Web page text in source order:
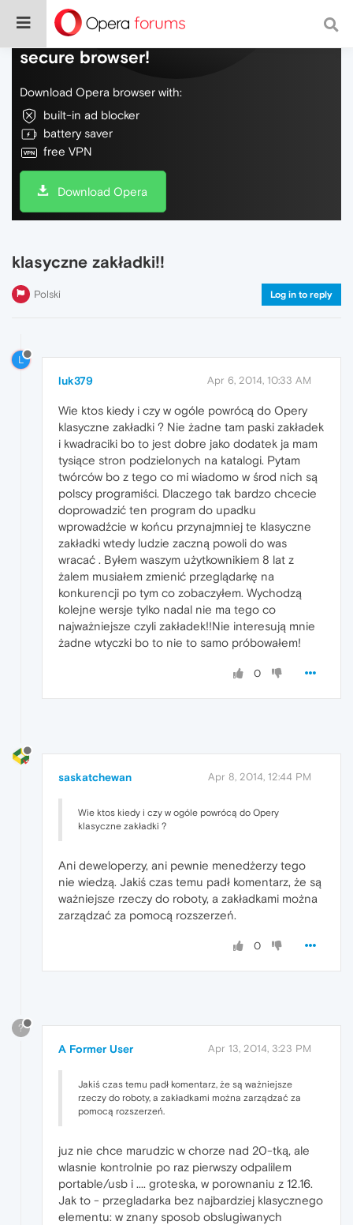
Do more on the web, with a fast and
secure browser!
Download Opera browser with:
built-in ad blocker
battery saver
free VPN
Download Opera
klasyczne zakładki!!
Polski Log in to reply
L
luk379 Apr 6, 2014, 10:33 AM
Wie ktos kiedy i czy w ogóle powrócą do Opery
klasyczne zakładki ? Nie żadne tam paski zakładek
i kwadraciki bo to jest dobre jako dodatek ja mam
tysiące stron podzielonych na katalogi. Pytam
twórców bo z tego co mi wiadomo w środ nich są
polscy programiści. Dlaczego tak bardzo chcecie
doprowadzić ten program do upadku
wprowadźcie w końcu przynajmniej te klasyczne
zakładki wtedy ludzie zaczną powoli do was
wracać . Byłem waszym użytkownikiem 8 lat z
żalem musiałem zmienić przeglądarkę na
konkurencji po tym co zobaczyłem. Wychodzą
kolejne wersje tylko nadal nie ma tego co
najważniejsze czyli zakładek!!Nie interesują mnie
żadne wtyczki bo to nie to samo próbowałem!
0
saskatchewan Apr 8, 2014, 12:44 PM
Wie ktos kiedy i czy w ogóle powrócą do Opery
klasyczne zakładki ?
Ani deweloperzy, ani pewnie menedżerzy tego
nie wiedzą. Jakiś czas temu padł komentarz, że są
ważniejsze rzeczy do roboty, a zakładkami można
zarządzać za pomocą rozszerzeń.
0
?
A Former User Apr 13, 2014, 3:23 PM
Jakiś czas temu padł komentarz, że są ważniejsze
rzeczy do roboty, a zakładkami można zarządzać za
pomocą rozszerzeń.
juz nie chce marudzic w chorze nad 20-tką, ale
wlasnie kontrolnie po raz pierwszy odpalilem
portable/usb i .... groteska, w porownaniu z 12.16.
Jak to - przegladarka bez najbardziej klasycznego
elementu: w znany sposob obslugiwanych